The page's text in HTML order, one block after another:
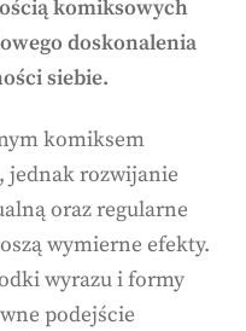
komiksowych
doskonalenia
siebie.
komiksem
jednak rozwijanie
oraz regularne
wymierne efekty.
wyrazu i formy
podejście